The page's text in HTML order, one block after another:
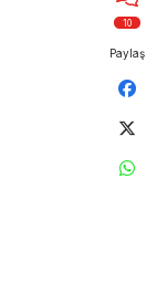
10
Paylaş